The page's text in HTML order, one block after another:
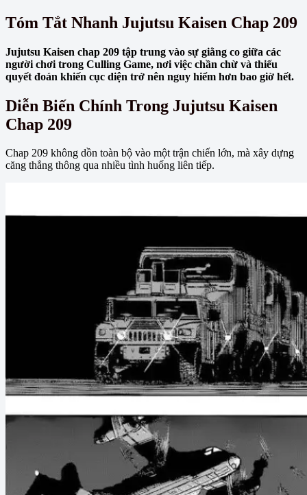
Tóm Tắt Nhanh Jujutsu Kaisen Chap 209
Jujutsu Kaisen chap 209 tập trung vào sự giằng co giữa các
người chơi trong Culling Game, nơi việc chần chừ và thiếu
quyết đoán khiến cục diện trở nên nguy hiểm hơn bao giờ hết.
Diễn Biến Chính Trong Jujutsu Kaisen
Chap 209
Chap 209 không dồn toàn bộ vào một trận chiến lớn, mà xây dựng
căng thẳng thông qua nhiều tình huống liên tiếp.